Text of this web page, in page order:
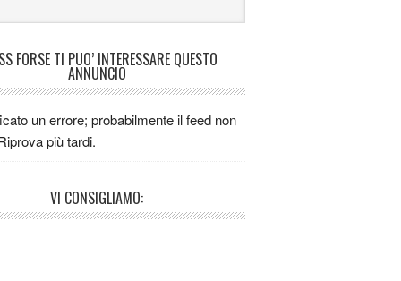
il mio compleanno a Bologna, dove si
cosa) bene e magari a prezzi non
Cosa mi consigliate?)
buon ristorante per mangiare la carne
ci siete
LE GINESTRE a Pianoro. Lì cucina
vincitore dei prestigios concorsi
FORSE TI PUO’ INTERESSARE QUESTO
ANNUNCIO
un errore; probabilmente il feed non
più tardi.
VI CONSIGLIAMO: